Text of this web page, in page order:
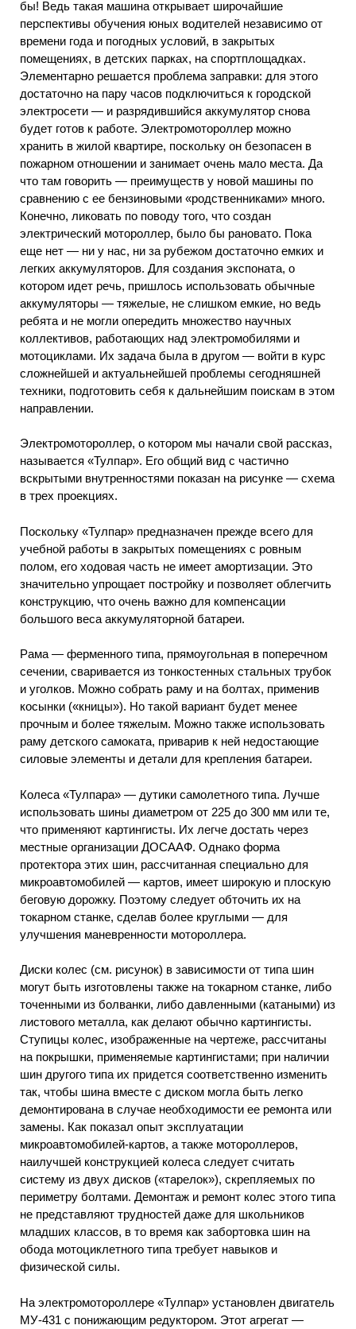
бы! Ведь такая машина открывает широчайшие
перспективы обучения юных водителей независимо от
времени года и погодных условий, в закрытых
помещениях, в детских парках, на спортплощадках.
Элементарно решается проблема заправки: для этого
достаточно на пару часов подключиться к городской
электросети — и разрядившийся аккумулятор снова
будет готов к работе. Электромотороллер можно
хранить в жилой квартире, поскольку он безопасен в
пожарном отношении и занимает очень мало места. Да
что там говорить — преимуществ у новой машины по
сравнению с ее бензиновыми «родственниками» много.
Конечно, ликовать по поводу того, что создан
электрический мотороллер, было бы рановато. Пока
еще нет — ни у нас, ни за рубежом достаточно емких и
легких аккумуляторов. Для создания экспоната, о
котором идет речь, пришлось использовать обычные
аккумуляторы — тяжелые, не слишком емкие, но ведь
ребята и не могли опередить множество научных
коллективов, работающих над электромобилями и
мотоциклами. Их задача была в другом — войти в курс
сложнейшей и актуальнейшей проблемы сегодняшней
техники, подготовить себя к дальнейшим поискам в этом
направлении.
Электромотороллер, о котором мы начали свой рассказ,
называется «Тулпар». Его общий вид с частично
вскрытыми внутренностями показан на рисунке — схема
в трех проекциях.
Поскольку «Тулпар» предназначен прежде всего для
учебной работы в закрытых помещениях с ровным
полом, его ходовая часть не имеет амортизации. Это
значительно упрощает постройку и позволяет облегчить
конструкцию, что очень важно для компенсации
большого веса аккумуляторной батареи.
Рама — ферменного типа, прямоугольная в поперечном
сечении, сваривается из тонкостенных стальных трубок
и уголков. Можно собрать раму и на болтах, применив
косынки («кницы»). Но такой вариант будет менее
прочным и более тяжелым. Можно также использовать
раму детского самоката, приварив к ней недостающие
силовые элементы и детали для крепления батареи.
Колеса «Тулпара» — дутики самолетного типа. Лучше
использовать шины диаметром от 225 до 300 мм или те,
что применяют картингисты. Их легче достать через
местные организации ДОСААФ. Однако форма
протектора этих шин, рассчитанная специально для
микроавтомобилей — картов, имеет широкую и плоскую
беговую дорожку. Поэтому следует обточить их на
токарном станке, сделав более круглыми — для
улучшения маневренности мотороллера.
Диски колес (см. рисунок) в зависимости от типа шин
могут быть изготовлены также на токарном станке, либо
точенными из болванки, либо давленными (катаными) из
листового металла, как делают обычно картингисты.
Ступицы колес, изображенные на чертеже, рассчитаны
на покрышки, применяемые картингистами; при наличии
шин другого типа их придется соответственно изменить
так, чтобы шина вместе с диском могла быть легко
демонтирована в случае необходимости ее ремонта или
замены. Как показал опыт эксплуатации
микроавтомобилей-картов, а также мотороллеров,
наилучшей конструкцией колеса следует считать
систему из двух дисков («тарелок»), скрепляемых по
периметру болтами. Демонтаж и ремонт колес этого типа
не представляют трудностей даже для школьников
младших классов, в то время как забортовка шин на
обода мотоциклетного типа требует навыков и
физической силы.
На электромотороллере «Тулпар» установлен двигатель
МУ-431 с понижающим редуктором. Этот агрегат —